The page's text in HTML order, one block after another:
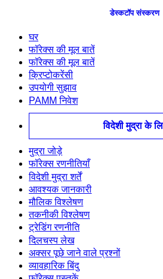
डेस्कटॉप संस्करण
घर
फॉरेक्स की मूल बातें
फॉरेक्स की मूल बातें
क्रिप्टोकरेंसी
उपयोगी सुझाव
PAMM निवेश
विदेशी मुद्रा के
मुद्रा जोड़े
फॉरेक्स रणनीतियाँ
विदेशी मुद्रा शर्तें
आवश्यक जानकारी
मौलिक विश्लेषण
तकनीकी विश्लेषण
ट्रेडिंग रणनीति
दिलचस्प लेख
अक्सर पूछे जाने वाले प्रश्नों
व्यावहारिक बिंदु